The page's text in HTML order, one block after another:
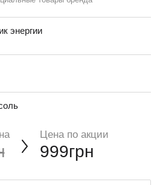
энергии
Цена по акции
999грн